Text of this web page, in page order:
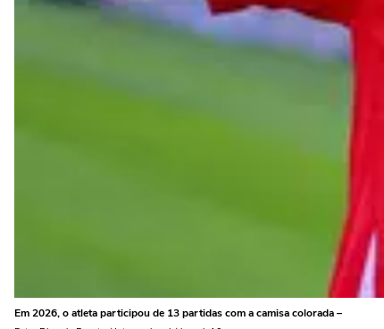
Em 2026, o atleta participou de 13 partidas com a camisa colorada –